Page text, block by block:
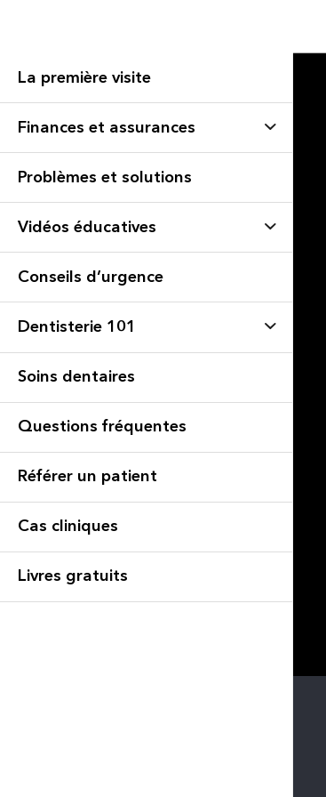
La première visite
Finances et assurances
Problèmes et solutions
Vidéos éducatives
Conseils d’urgence
Dentisterie 101
Soins dentaires
Questions fréquentes
Référer un patient
Cas cliniques
Livres gratuits